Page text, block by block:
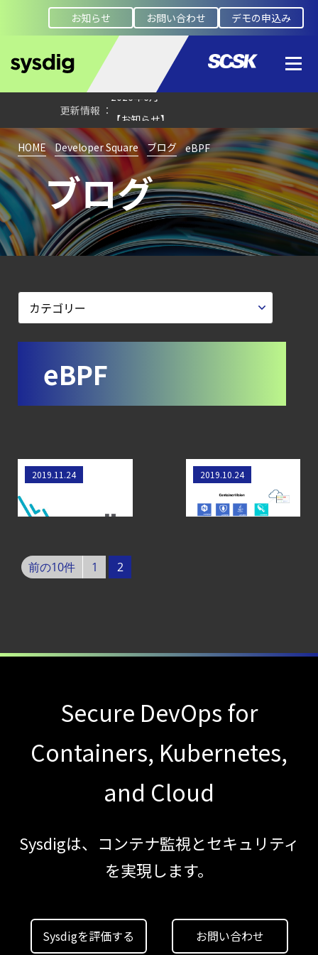
お知らせ お問い合わせ デモの申込み
ブログを更新しました
【ブログ】
セキュリティブリーフィング：
【お知らせ】
ブログを更新しました
【ブログ】
AIワークロードのコンテナセキュリティ
｜LLM・
GPU環境を守る新しい視点
【ブログ】CISO
のための Headless
【ブログ】
コンテナセキュリティとは？
JADEPUFFER
モデルの破壊を目的としたランサムウェアを
【ブログ】AI が
年に脅威の状況を根本から変えた
4 つの側面
Agent
Local機能の実装ガイド
【ブログ】
Workload
Platform）とは？
クラウドワークロードを守る最新セキュリテ
【ブログ】
コンテナの統合セキュリティ強化
第4回： Sysdig・
ブログ
HOME Developer Square ブログ eBPF
eBPF
eBPFを実装した
2019.11.24
eBPFとSysdigによ
るコンテナーの可
観測性について
2019.10.24
前の10件 1 2
Secure DevOps for
Containers, Kubernetes,
and Cloud
Sysdigは、コンテナ監視とセキュリティ
を実現します。
Sysdigを評価する お問い合わせ